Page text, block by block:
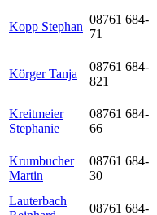
Kopp Stephan
08761 684-
71
Körger Tanja
08761 684-
821
Kreitmeier
Stephanie
08761 684-
66
Krumbucher
Martin
08761 684-
30
Lauterbach
08761 684-